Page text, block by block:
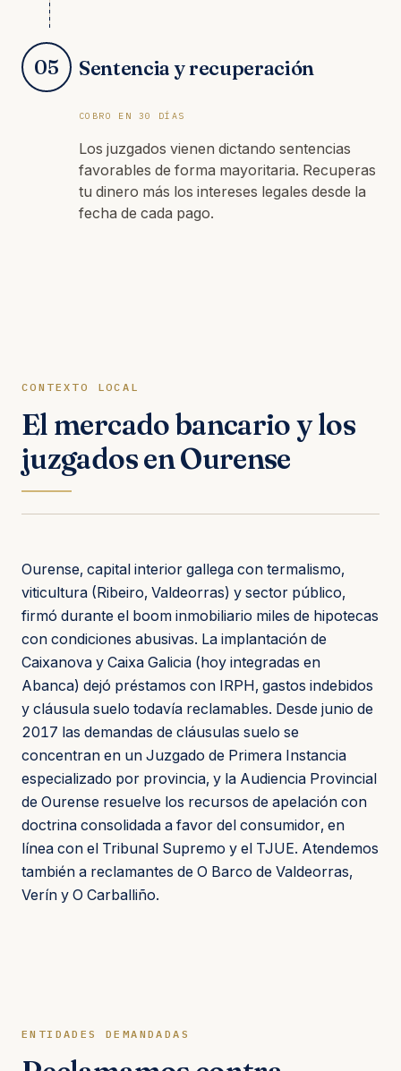
05 Sentencia y recuperación
COBRO EN 30 DÍAS
Los juzgados vienen dictando sentencias
favorables de forma mayoritaria. Recuperas
tu dinero más los intereses legales desde la
fecha de cada pago.
CONTEXTO LOCAL
El mercado bancario y los
juzgados en Ourense
Ourense, capital interior gallega con termalismo,
viticultura (Ribeiro, Valdeorras) y sector público,
firmó durante el boom inmobiliario miles de hipotecas
con condiciones abusivas. La implantación de
Caixanova y Caixa Galicia (hoy integradas en
Abanca) dejó préstamos con IRPH, gastos indebidos
y cláusula suelo todavía reclamables. Desde junio de
2017 las demandas de cláusulas suelo se
concentran en un Juzgado de Primera Instancia
especializado por provincia, y la Audiencia Provincial
de Ourense resuelve los recursos de apelación con
doctrina consolidada a favor del consumidor, en
línea con el Tribunal Supremo y el TJUE. Atendemos
también a reclamantes de O Barco de Valdeorras,
Verín y O Carballiño.
ENTIDADES DEMANDADAS